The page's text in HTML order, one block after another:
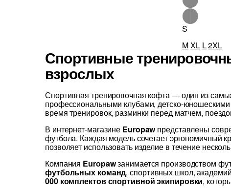
S
MXL L2XL
Спортивные
взрослых
Спортивная тренировочная кофта — один из
профессиональными клубами, детско-
время тренировок, разминки перед матчем,
В интернет-магазине Europawпредставлены
футбола. Каждая модель сочетает эргономичный
позволяет использовать изделие в течение
Компания Europawзанимается производством
футбольных команд, спортивных школ,
000 комплектов спортивной экипировки,